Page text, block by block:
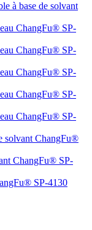
à base de solvant
ChangFu® SP-
ChangFu® SP-
ChangFu® SP-
ChangFu® SP-
ChangFu® SP-
solvant ChangFu®
ChangFu® SP-
SP-4130